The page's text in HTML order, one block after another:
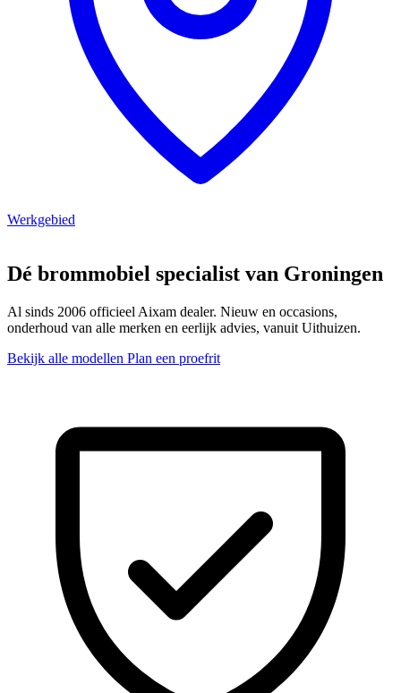
Werkgebied
Dé brommobiel specialist van Groningen
Al sinds 2006 officieel Aixam dealer. Nieuw en occasions,
onderhoud van alle merken en eerlijk advies, vanuit Uithuizen.
Bekijk alle modellen Plan een proefrit